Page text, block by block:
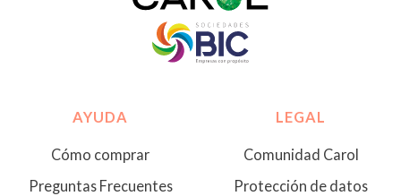
AYUDA
Cómo comprar
Preguntas Frecuentes
LEGAL
Comunidad Carol
Protección de datos